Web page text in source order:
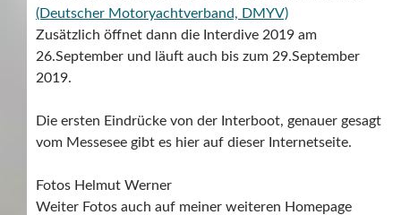
(Deutscher Motoryachtverband, DMYV)
Zusätzlich öffnet dann die Interdive 2019 am
26.September und läuft auch bis zum 29.September
2019.
Die ersten Eindrücke von der Interboot, genauer gesagt
vom Messesee gibt es hier auf dieser Internetseite.
Fotos Helmut Werner
Weiter Fotos auch auf meiner weiteren Homepage